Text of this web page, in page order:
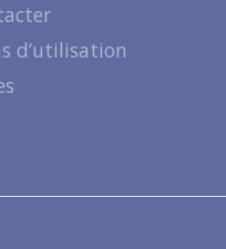
d’utilisation